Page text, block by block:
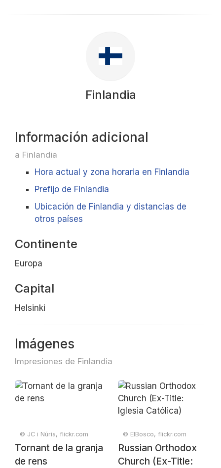
Finlandia
Información adicional
a Finlandia
Hora actual y zona horaria en Finlandia
Prefijo de Finlandia
Ubicación de Finlandia y distancias de
otros países
Continente
Europa
Capital
Helsinki
Imágenes
Impresiones de Finlandia
© JC i Núria, flickr.com
Tornant de la granja
de rens
© ElBosco, flickr.com
Russian Orthodox
Church (Ex-Title: